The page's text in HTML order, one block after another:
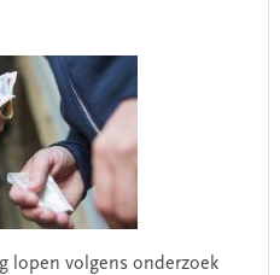
lopen volgens onderzoek